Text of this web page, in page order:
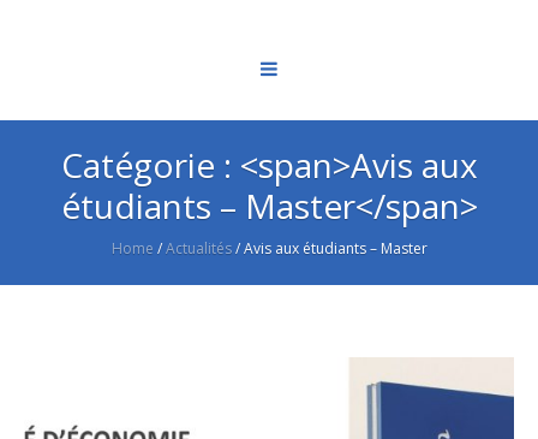
Catégorie : <span>Avis aux
étudiants – Master</span>
Home /Actualités /Avis aux étudiants – Master